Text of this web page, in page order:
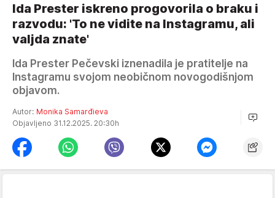
Ida Prester iskreno progovorila o braku i
razvodu: 'To ne vidite na Instagramu, ali
valjda znate'
Ida Prester Pečevski iznenadila je pratitelje na
Instagramu svojom neobičnom novogodišnjom
objavom.
Autor: Monika Samarđieva
Objavljeno 31.12.2025. 20:30h